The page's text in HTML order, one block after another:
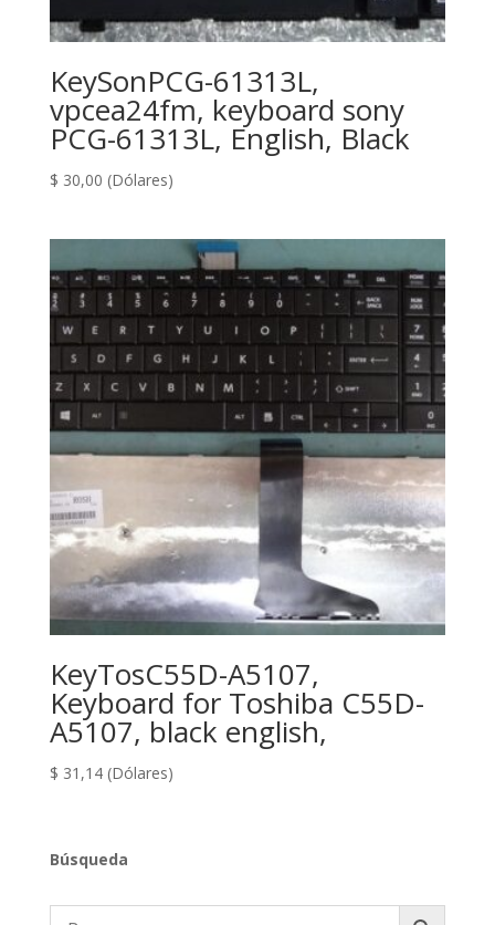
KeySonPCG-61313L,
vpcea24fm, keyboard sony
PCG-61313L, English, Black
$ 30,00 (Dólares)
KeyTosC55D-A5107,
Keyboard for Toshiba C55D-
A5107, black english,
$ 31,14 (Dólares)
Búsqueda